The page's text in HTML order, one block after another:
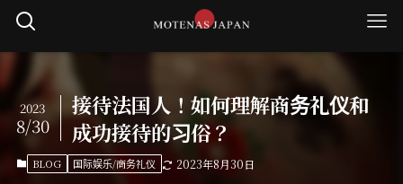
接待法国人！如何理解商务礼仪和
成功接待的习俗？
2023
8/30
BLOG 国际娱乐/商务礼仪 2023年8月30日